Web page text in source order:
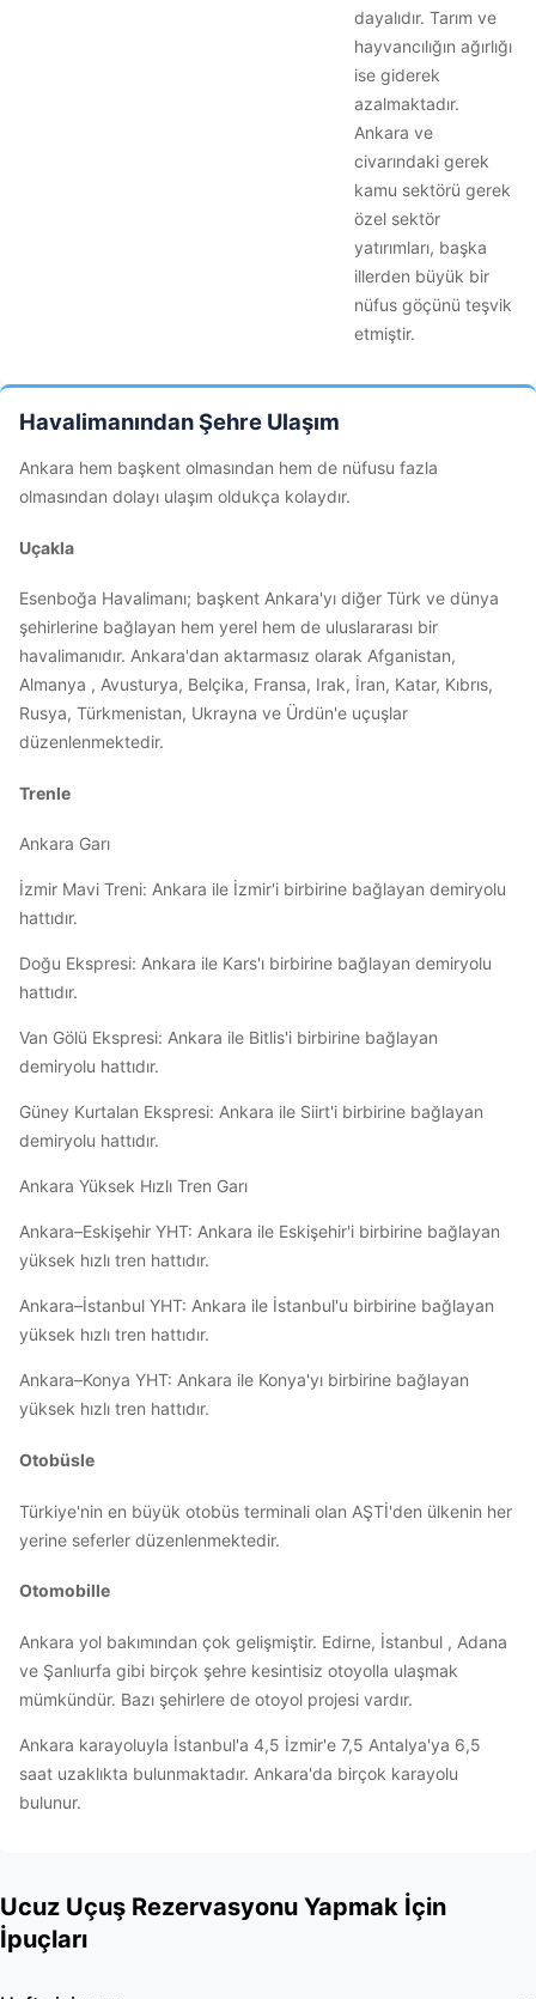
dayalıdır. Tarım ve
hayvancılığın ağırlığı
ise giderek
azalmaktadır.
Ankara ve
civarındaki gerek
kamu sektörü gerek
özel sektör
yatırımları, başka
illerden büyük bir
nüfus göçünü teşvik
etmiştir.
Havalimanından Şehre Ulaşım
Ankara hem başkent olmasından hem de nüfusu fazla
olmasından dolayı ulaşım oldukça kolaydır.
Uçakla
Esenboğa Havalimanı; başkent Ankara'yı diğer Türk ve dünya
şehirlerine bağlayan hem yerel hem de uluslararası bir
havalimanıdır. Ankara'dan aktarmasız olarak Afganistan,
Almanya , Avusturya, Belçika, Fransa, Irak, İran, Katar, Kıbrıs,
Rusya, Türkmenistan, Ukrayna ve Ürdün'e uçuşlar
düzenlenmektedir.
Trenle
Ankara Garı
İzmir Mavi Treni: Ankara ile İzmir'i birbirine bağlayan demiryolu
hattıdır.
Doğu Ekspresi: Ankara ile Kars'ı birbirine bağlayan demiryolu
hattıdır.
Van Gölü Ekspresi: Ankara ile Bitlis'i birbirine bağlayan
demiryolu hattıdır.
Güney Kurtalan Ekspresi: Ankara ile Siirt'i birbirine bağlayan
demiryolu hattıdır.
Ankara Yüksek Hızlı Tren Garı
Ankara–Eskişehir YHT: Ankara ile Eskişehir'i birbirine bağlayan
yüksek hızlı tren hattıdır.
Ankara–İstanbul YHT: Ankara ile İstanbul'u birbirine bağlayan
yüksek hızlı tren hattıdır.
Ankara–Konya YHT: Ankara ile Konya'yı birbirine bağlayan
yüksek hızlı tren hattıdır.
Otobüsle
Türkiye'nin en büyük otobüs terminali olan AŞTİ'den ülkenin her
yerine seferler düzenlenmektedir.
Otomobille
Ankara yol bakımından çok gelişmiştir. Edirne, İstanbul , Adana
ve Şanlıurfa gibi birçok şehre kesintisiz otoyolla ulaşmak
mümkündür. Bazı şehirlere de otoyol projesi vardır.
Ankara karayoluyla İstanbul'a 4,5 İzmir'e 7,5 Antalya'ya 6,5
saat uzaklıkta bulunmaktadır. Ankara'da birçok karayolu
bulunur.
Ucuz Uçuş Rezervasyonu Yapmak İçin
İpuçları